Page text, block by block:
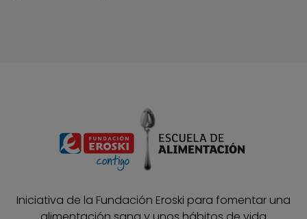
Iniciativa de la Fundación Eroski para fomentar una